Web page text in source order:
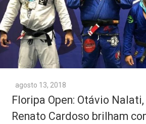
agosto 13, 2018
Floripa Open: Otávio
Renato Cardoso brilham